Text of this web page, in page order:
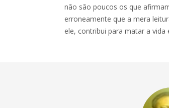
não são poucos os que
erroneamente que a mera
ele, contribui para matar a vida